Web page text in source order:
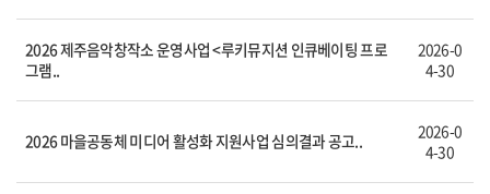
2026 제주음악창작소 운영사업 <루키뮤지션 인큐베이팅 프로
그램..
2026-0
4-30
2026 마을공동체 미디어 활성화 지원사업 심의결과 공고..
2026-0
4-30